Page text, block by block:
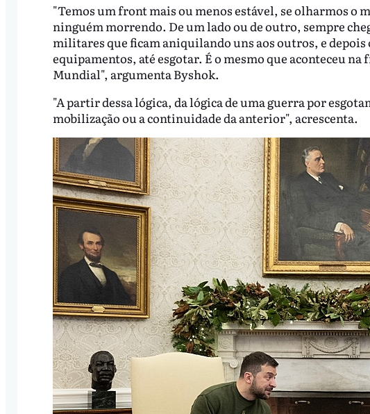
"Temos um front mais ou menos estável, se olharmos o
ninguém morrendo. De um lado ou de outro, sempre
militares que ficam aniquilando uns aos outros, e depois
equipamentos, até esgotar. É o mesmo que aconteceu
Mundial", argumenta Byshok.
"A partir dessa lógica, da lógica de uma guerra por
mobilização ou a continuidade da anterior", acrescenta.